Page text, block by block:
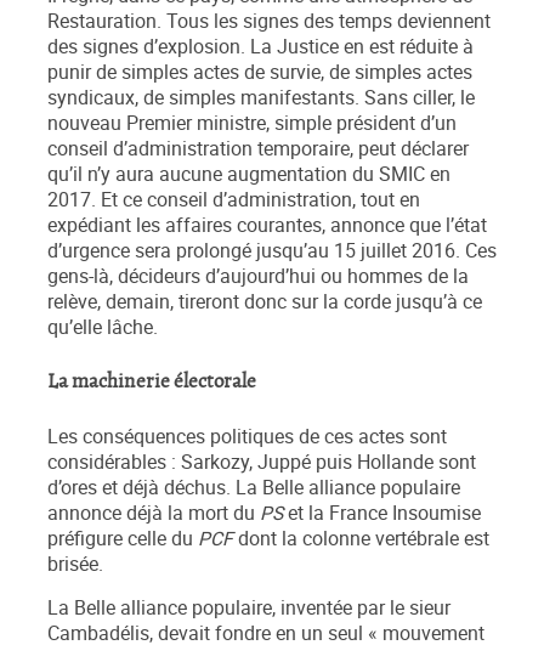
Restauration. Tous les signes des temps deviennent
des signes d’explosion. La Justice en est réduite à
punir de simples actes de survie, de simples actes
syndicaux, de simples manifestants. Sans ciller, le
nouveau Premier ministre, simple président d’un
conseil d’administration temporaire, peut déclarer
qu’il n’y aura aucune augmentation du SMIC en
2017. Et ce conseil d’administration, tout en
expédiant les affaires courantes, annonce que l’état
d’urgence sera prolongé jusqu’au 15 juillet 2016. Ces
gens-là, décideurs d’aujourd’hui ou hommes de la
relève, demain, tireront donc sur la corde jusqu’à ce
qu’elle lâche.
La machinerie électorale
Les conséquences politiques de ces actes sont
considérables : Sarkozy, Juppé puis Hollande sont
d’ores et déjà déchus. La Belle alliance populaire
annonce déjà la mort du PSet la France Insoumise
préfigure celle du PCFdont la colonne vertébrale est
brisée.
La Belle alliance populaire, inventée par le sieur
Cambadélis, devait fondre en un seul « mouvement